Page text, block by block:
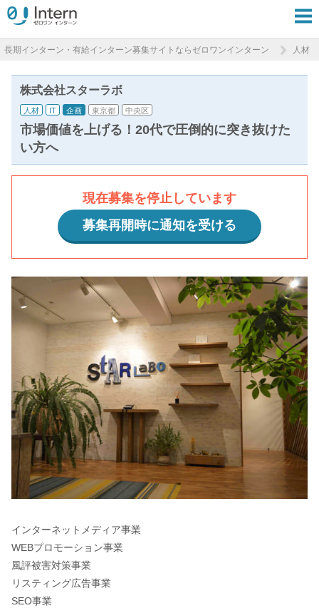
長期インターン・有給インターン募集サイトならゼロワンインターン 人材
株式会社スターラボ
人材 IT 企画 東京都 中央区
市場価値を上げる！20代で圧倒的に突き抜けた
い方へ
現在募集を停止しています
募集再開時に通知を受ける
インターネットメディア事業
WEBプロモーション事業
風評被害対策事業
リスティング広告事業
SEO事業